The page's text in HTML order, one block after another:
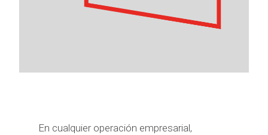
En cualquier operación empresarial,